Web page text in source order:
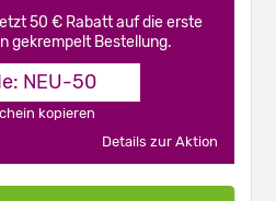
50 € Rabatt auf die erste
gekrempelt Bestellung.
NEU-50
kopieren
Details zur Aktion